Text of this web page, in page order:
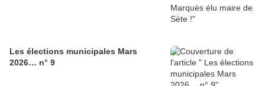
Les élections municipales Mars
2026… n° 9